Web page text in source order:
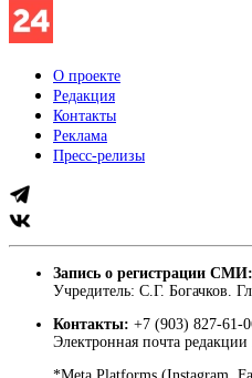
О проекте
Редакция
Контакты
Реклама
Пресс-релизы
Запись о регистрации СМИ:
Учредитель: С.Г. Богачков.
Контакты: +7 (903) 827-61-
Электронная почта